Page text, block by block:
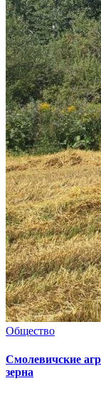
Общество
Смолевичские
зерна